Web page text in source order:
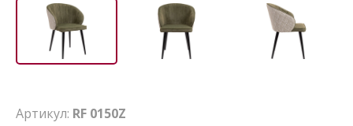
Артикул: RF 0150Z